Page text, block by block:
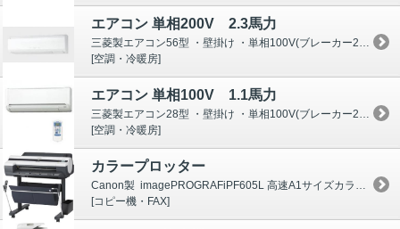
エアコン 単相200V 2.3馬力
三菱製エアコン56型 ・壁掛け ・単相100V(ブレーカー20A) ・室内機基本寸法W1100×H325×D258 ・室外機基本寸法W871×H630&ti...
[空調・冷暖房]
エアコン 単相100V 1.1馬力
三菱製エアコン28型 ・壁掛け ・単相100V(ブレーカー20A) ・室内機基本寸法W790×H294×D229 ・室外機基本寸法W841.9×H595&t...
[空調・冷暖房]
カラープロッター
Canon製 imagePROGRAFiPF605L 高速A1サイズカラー対応プロッタ 標準装備：専用スタンド 給紙方法：ロール紙1本/手差し 最大用紙幅 &...
[コピー機・FAX]